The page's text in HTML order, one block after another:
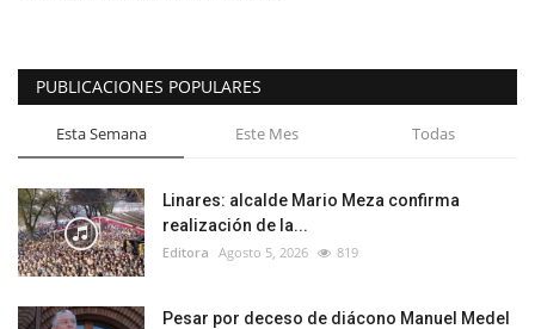
PUBLICACIONES POPULARES
Esta Semana Este Mes Todas
Linares: alcalde Mario Meza confirma
realización de la...
Editora Agosto 5, 2026 819
Pesar por deceso de diácono Manuel Medel